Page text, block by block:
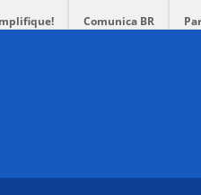
Comunica BR